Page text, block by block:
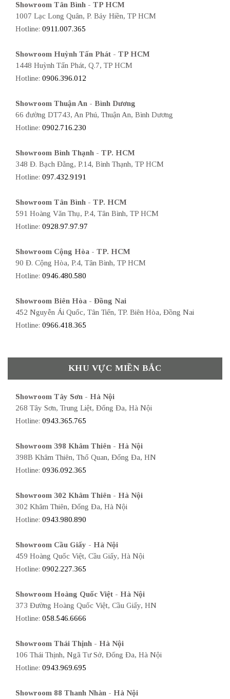
Showroom Tân Bình - TP HCM
1007 Lạc Long Quân, P. Bảy Hiền, TP HCM
Hotline: 0911.007.365
Showroom Huỳnh Tấn Phát - TP HCM
1448 Huỳnh Tấn Phát, Q.7, TP HCM
Hotline: 0906.396.012
Showroom Thuận An - Bình Dương
66 đường DT743, An Phú, Thuận An, Bình Dương
Hotline: 0902.716.230
Showroom Bình Thạnh - TP. HCM
348 Đ. Bạch Đằng, P.14, Bình Thạnh, TP HCM
Hotline: 097.432.9191
Showroom Tân Bình - TP. HCM
591 Hoàng Văn Thụ, P.4, Tân Bình, TP HCM
Hotline: 0928.97.97.97
Showroom Cộng Hòa - TP. HCM
90 Đ. Cộng Hòa, P.4, Tân Bình, TP HCM
Hotline: 0946.480.580
Showroom Biên Hòa - Đồng Nai
452 Nguyễn Ái Quốc, Tân Tiến, TP. Biên Hòa, Đồng Nai
Hotline: 0966.418.365
KHU VỰC MIỀN BẮC
Showroom Tây Sơn - Hà Nội
268 Tây Sơn, Trung Liệt, Đống Đa, Hà Nội
Hotline: 0943.365.765
Showroom 398 Khâm Thiên - Hà Nội
398B Khâm Thiên, Thổ Quan, Đống Đa, HN
Hotline: 0936.092.365
Showroom 302 Khâm Thiên - Hà Nội
302 Khâm Thiên, Đống Đa, Hà Nội
Hotline: 0943.980.890
Showroom Cầu Giấy - Hà Nội
459 Hoàng Quốc Việt, Cầu Giấy, Hà Nội
Hotline: 0902.227.365
Showroom Hoàng Quốc Việt - Hà Nội
373 Đường Hoàng Quốc Việt, Cầu Giấy, HN
Hotline: 058.546.6666
Showroom Thái Thịnh - Hà Nội
106 Thái Thịnh, Ngã Tư Sở, Đống Đa, Hà Nội
Hotline: 0943.969.695
Showroom 88 Thanh Nhàn - Hà Nội